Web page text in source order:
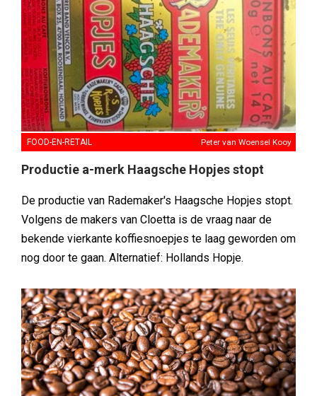
FOOD-EN-RETAIL Peter van Woensel Kooy
Productie a-merk Haagsche Hopjes stopt
De productie van Rademaker's Haagsche Hopjes stopt.
Volgens de makers van Cloetta is de vraag naar de
bekende vierkante koffiesnoepjes te laag geworden om
nog door te gaan. Alternatief: Hollands Hopje.